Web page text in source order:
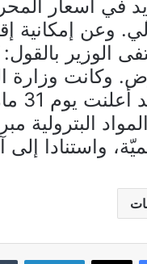
وعن إمكانية
الوزير
وكانت وزارة
البترولية
واستنادا